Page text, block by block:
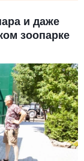
и даже
зоопарке